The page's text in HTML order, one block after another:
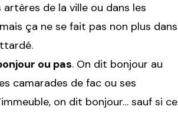
de la ville ou dans les
ça ne se fait pas non plus dans
ou pas. On dit bonjour au
camarades de fac ou ses
on dit bonjour… sauf si ce